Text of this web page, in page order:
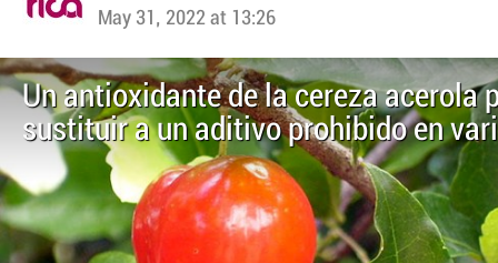
May 31, 2022 at 13:26
Un antioxidante de la cereza acerola
sustituir a un aditivo prohibido en